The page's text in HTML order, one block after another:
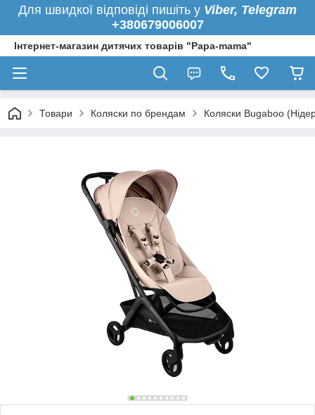
Для швидкої відповіді пишіть у Viber, Telegram
+380679006007
Інтернет-магазин дитячих товарів "Papa-mama"
Товари Коляски по брендам Коляски Bugaboo